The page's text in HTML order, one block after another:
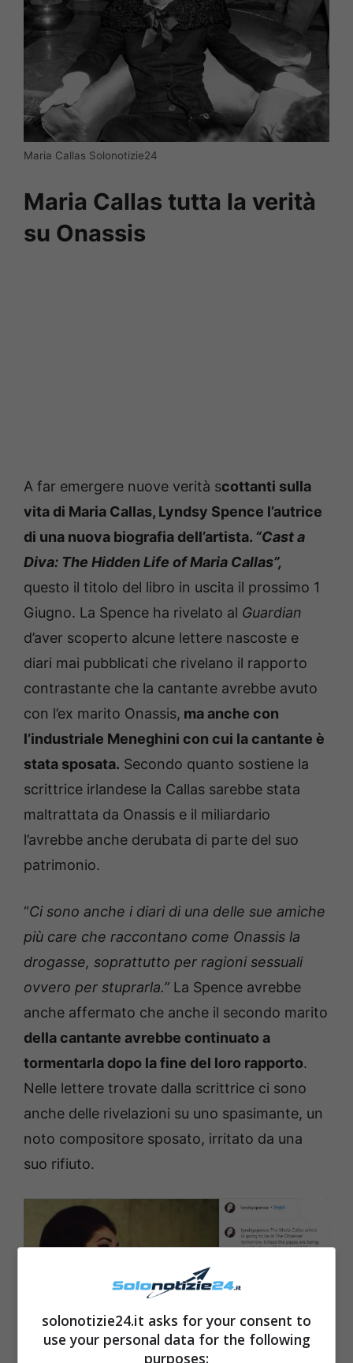
Maria Callas Solonotizie24
Maria Callas tutta la verità
su Onassis
A far emergere nuove verità scottanti sulla
vita di Maria Callas, Lyndsy Spence l’autrice
di una nuova biografia dell’artista. “Cast a
Diva: The Hidden Life of Maria Callas”,
questo il titolo del libro in uscita il prossimo 1
Giugno. La Spence ha rivelato al Guardian
d’aver scoperto alcune lettere nascoste e
diari mai pubblicati che rivelano il rapporto
contrastante che la cantante avrebbe avuto
con l’ex marito Onassis, ma anche con
l’industriale Meneghini con cui la cantante è
stata sposata. Secondo quanto sostiene la
scrittrice irlandese la Callas sarebbe stata
maltrattata da Onassis e il miliardario
l’avrebbe anche derubata di parte del suo
patrimonio.
“Ci sono anche i diari di una delle sue amiche
più care che raccontano come Onassis la
drogasse, soprattutto per ragioni sessuali
ovvero per stuprarla.” La Spence avrebbe
anche affermato che anche il secondo marito
della cantante avrebbe continuato a
tormentarla dopo la fine del loro rapporto.
Nelle lettere trovate dalla scrittrice ci sono
anche delle rivelazioni su uno spasimante, un
noto compositore sposato, irritato da una
suo rifiuto.
solonotizie24.it asks for your consent to
use your personal data for the following
purposes: